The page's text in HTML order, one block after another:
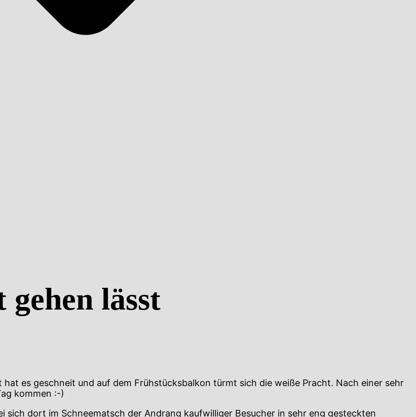
gehen lässt
es geschneit und auf dem Frühstücksbalkon türmt sich die weiße Pracht. Nach einer sehr
kommen :-)
dort im Schneematsch der Andrang kaufwilliger Besucher in sehr eng gesteckten